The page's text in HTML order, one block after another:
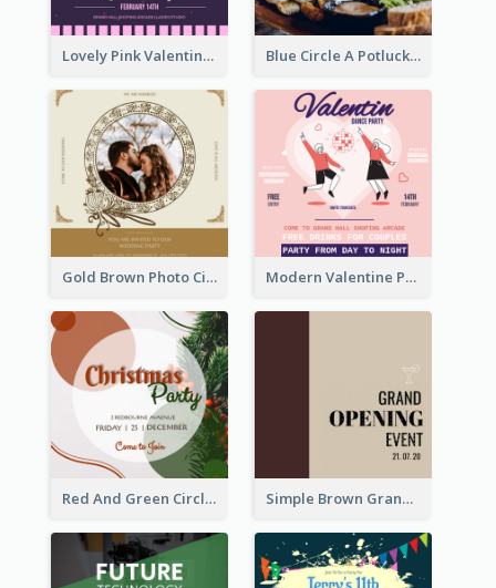
Lovely Pink Valentine Celebration Invitation Design Ideas Blue Circle A Potluck Party Invitation
Gold Brown Photo Circle Wedding Invitation Modern Valentine Party Pink Invitation Design Templates
Red And Green Circle Christmas Invitation Simple Brown Grand Opening Event Invitation